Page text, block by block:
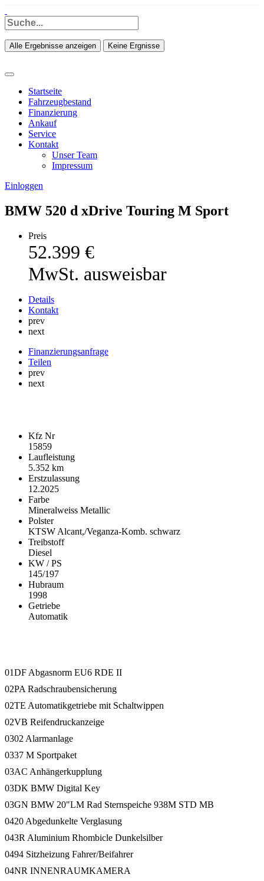
Alle Ergebnisse anzeigen Keine Ergnisse
Startseite
Fahrzeugbestand
Finanzierung
Ankauf
Service
Kontakt
Unser Team
Impressum
Einloggen
BMW 520 d xDrive Touring M Sport
Preis
52.399 €
MwSt. ausweisbar
Details
Kontakt
prev
next
Finanzierungsanfrage
Teilen
prev
next
Kfz Nr
15859
Laufleistung
5.352 km
Erstzulassung
12.2025
Farbe
Mineralweiss Metallic
Polster
KTSW Alcant,/Veganza-Komb. schwarz
Treibstoff
Diesel
KW / PS
145/197
Hubraum
1998
Getriebe
Automatik
01DF Abgasnorm EU6 RDE II
02PA Radschraubensicherung
02TE Automatikgetriebe mit Schaltwippen
02VB Reifendruckanzeige
0302 Alarmanlage
0337 M Sportpaket
03AC Anhängerkupplung
03DK BMW Digital Key
03GN BMW 20"LM Rad Sternspeiche 938M STD MB
0420 Abgedunkelte Verglasung
043R Aluminium Rhombicle Dunkelsilber
0494 Sitzheizung Fahrer/Beifahrer
04NR INNENRAUMKAMERA